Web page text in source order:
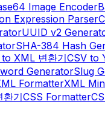
Image Encoder
Expression Parser
UUID v2
SHA-384 Hash
XML 변환기CSV to
GeneratorSlug
FormatterXML
기CSS Formatter